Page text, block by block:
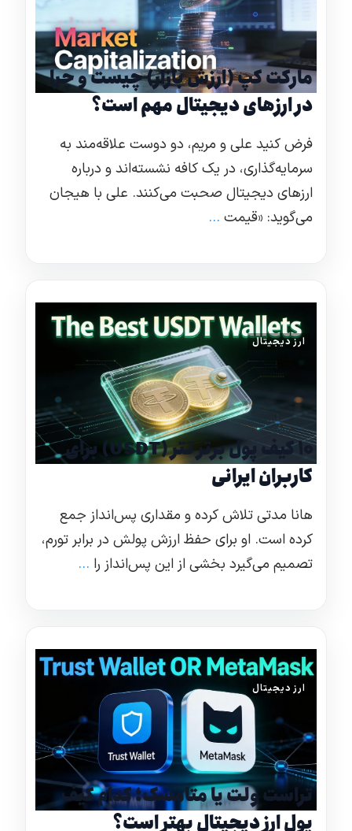
مارکت کپ (ارزش بازار) چیست و چرا
در ارزهای دیجیتال مهم است؟
فرض کنید علی و مریم، دو دوست علاقه‌مند به
سرمایه‌گذاری، در یک کافه نشسته‌اند و درباره
ارزهای دیجیتال صحبت می‌کنند. علی با هیجان
می‌گوید: «قیمت ...
ارز دیجیتال
۱۰ کیف پول برتر تتر (USDT) برای
کاربران ایرانی
هانا مدتی تلاش کرده و مقداری پس‌انداز جمع
کرده است. او برای حفظ ارزش پولش در برابر تورم،
تصمیم می‌گیرد بخشی از این پس‌انداز را ...
ارز دیجیتال
تراست ولت یا متامسک؛ کدام کیف
پول ارز دیجیتال بهتر است؟